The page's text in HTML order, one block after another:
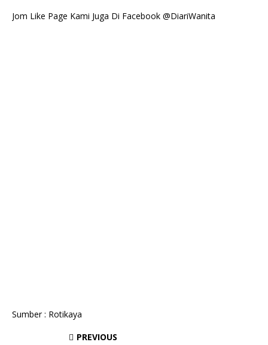
Jom Like Page Kami Juga Di Facebook @DiariWanita
Sumber : Rotikaya
PREVIOUS